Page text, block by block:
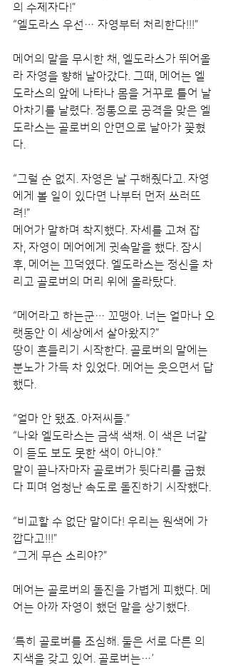
의 수제자다!”
“엘도라스 우선… 자영부터 처리한다!!!”
메어의 말을 무시한 채, 엘도라스가 뛰어올
라 자영을 향해 날아갔다. 그때, 메어는 엘
도라스의 앞에 나타나 몸을 거꾸로 틀어 날
아차기를 날렸다. 정통으로 공격을 맞은 엘
도라스는 골로버의 안면으로 날아가 꽂혔
다.
“그럴 순 없지. 자영은 날 구해줬다고. 자영
에게 볼 일이 있다면 나부터 먼저 쓰러뜨
려!”
메어가 말하며 착지했다. 자세를 고쳐 잡
자, 자영이 메어에게 귓속말을 했다. 잠시
후, 메어는 끄덕였다. 엘도라스는 정신을 차
리고 골로버의 머리 위에 올라탔다.
“메어라고 하는군… 꼬맹아. 너는 얼마나 오
랫동안 이 세상에서 살아왔지?”
땅이 흔들리기 시작한다. 골로버의 말에는
분노가 가득 차 있었다. 메어는 웃으면서 답
했다.
“얼마 안 됐죠. 아저씨들.”
“나와 엘도라스는 금색 색채. 이 색은 너같
이 듣도 보도 못한 색이 아니야.”
말이 끝나자마자 골로버가 뒷다리를 굽혔
다 피며 엄청난 속도로 돌진하기 시작했다.
“비교할 수 없단 말이다! 우리는 원색에 가
깝다고!!!”
“그게 무슨 소리야?”
메어는 골로버의 돌진을 가볍게 피했다. 메
어는 아까 자영이 했던 말을 상기했다.
‘특히 골로버를 조심해. 둘은 서로 다른 의
지색을 갖고 있어. 골로버는…’